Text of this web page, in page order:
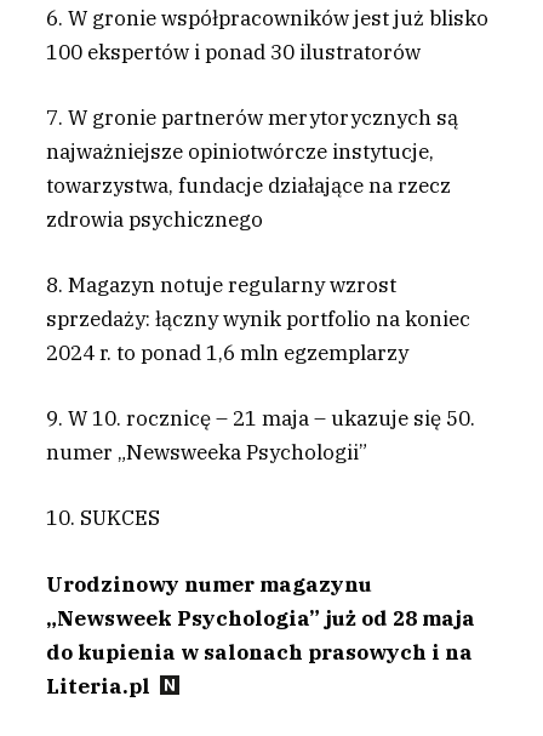
6. W gronie współpracowników jest już blisko
100 ekspertów i ponad 30 ilustratorów
7. W gronie partnerów merytorycznych są
najważniejsze opiniotwórcze instytucje,
towarzystwa, fundacje działające na rzecz
zdrowia psychicznego
8. Magazyn notuje regularny wzrost
sprzedaży: łączny wynik portfolio na koniec
2024 r. to ponad 1,6 mln egzemplarzy
9. W 10. rocznicę – 21 maja – ukazuje się 50.
numer „Newsweeka Psychologii”
10. SUKCES
Urodzinowy numer magazynu
„Newsweek Psychologia” już od 28 maja
do kupienia w salonach prasowych i na
Literia.pl